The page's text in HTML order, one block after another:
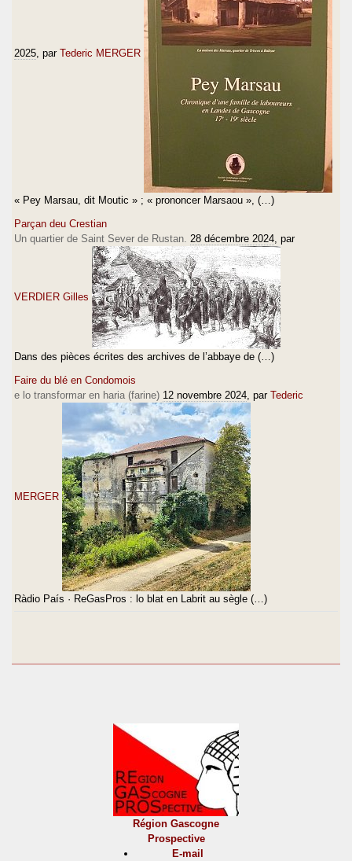
2025 , par Tederic MERGER
« Pey Marsau, dit Moutic » ; « prononcer Marsaou », (…)
Parçan deu Crestian
Un quartier de Saint Sever de Rustan. 28 décembre 2024 , par
VERDIER Gilles
Dans des pièces écrites des archives de l’abbaye de (…)
Faire du blé en Condomois
e lo transformar en haria (farine) 12 novembre 2024 , par Tederic
MERGER
Ràdio País · ReGasPros : lo blat en Labrit au sègle (…)
Région Gascogne
Prospective
E-mail